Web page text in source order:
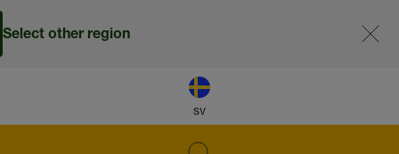
sv
Select other region